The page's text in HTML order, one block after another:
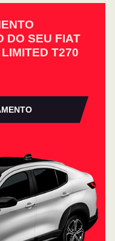
DO SEU FIAT
T270